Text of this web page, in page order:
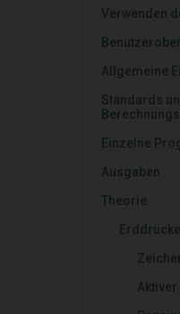
Verwenden
Allgemeine
Standards
Einzelne
Ausgaben
Theorie
Erddrücke